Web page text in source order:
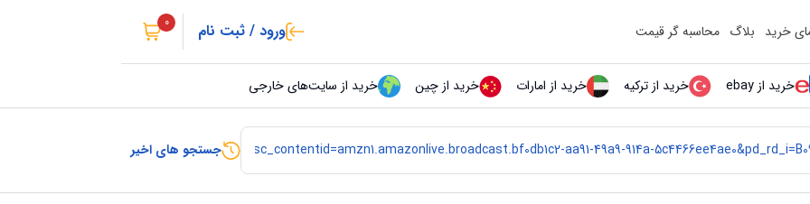
خرید بلاگ محاسبه گر قیمت ورود / ثبت نام 0
خرید از ebay خرید از ترکیه خرید از امارات خرید از چین خرید از سایت‌های خارجی
جستجو های اخیر